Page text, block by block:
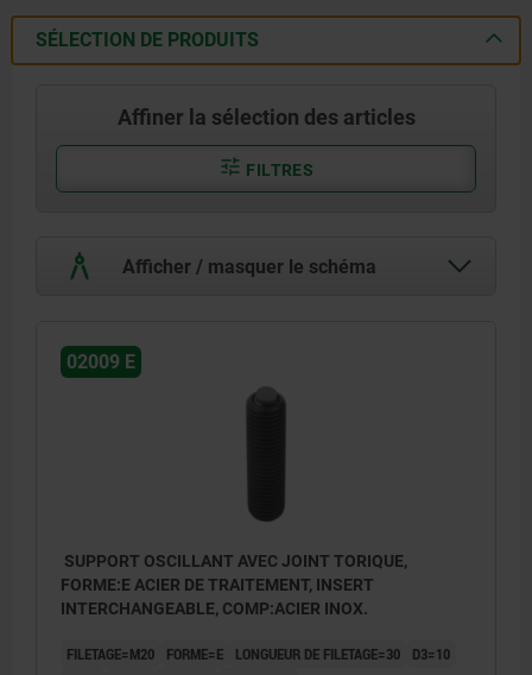
SÉLECTION DE PRODUITS
Affiner la sélection des articles
FILTRES
Afficher / masquer le schéma
02009 E
SUPPORT OSCILLANT AVEC JOINT TORIQUE,
FORME:E ACIER DE TRAITEMENT, INSERT
INTERCHANGEABLE, COMP:ACIER INOX.
FILETAGE=M20 FORME=E LONGUEUR DE FILETAGE=30
D3=10